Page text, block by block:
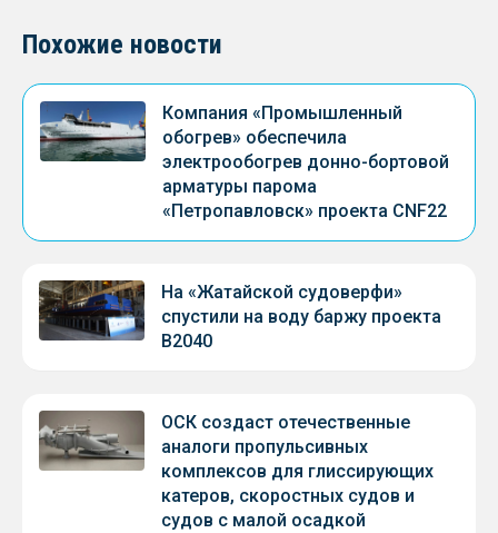
Похожие новости
Компания «Промышленный
обогрев» обеспечила
электрообогрев донно-бортовой
арматуры парома
«Петропавловск» проекта CNF22
На «Жатайской судоверфи»
спустили на воду баржу проекта
В2040
ОСК создаст отечественные
аналоги пропульсивных
комплексов для глиссирующих
катеров, скоростных судов и
судов с малой осадкой